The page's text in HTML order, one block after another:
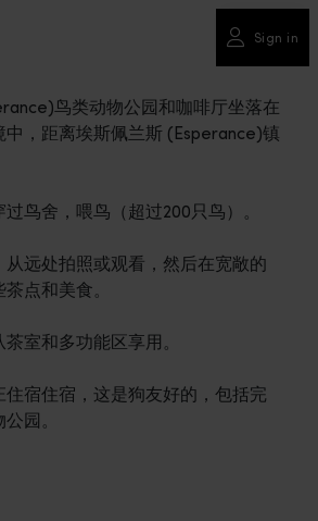
Sign in
鸟类动物公园和咖啡厅坐落在
，距离埃斯佩兰斯 (Esperance)镇
鸟舍，喂鸟（超过200只鸟）。
远处拍照或观看，然后在宽敞的
点和美食。
室和多功能区享用。
宿住宿，这是狗友好的，包括完
园。